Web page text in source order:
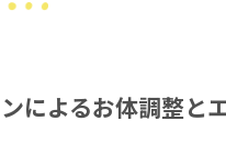
によるお体調整